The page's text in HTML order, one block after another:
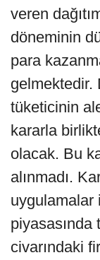
veren
döneminin
para
gelmektedir.
tüketicinin
kararla
olacak. Bu
alınmadı.
uygulamalar
piyasasında
civarındaki